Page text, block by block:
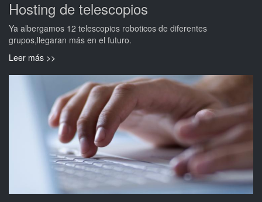
Hosting de telescopios
Ya albergamos 12 telescopios roboticos de diferentes
grupos,llegaran más en el futuro.
Leer más >>